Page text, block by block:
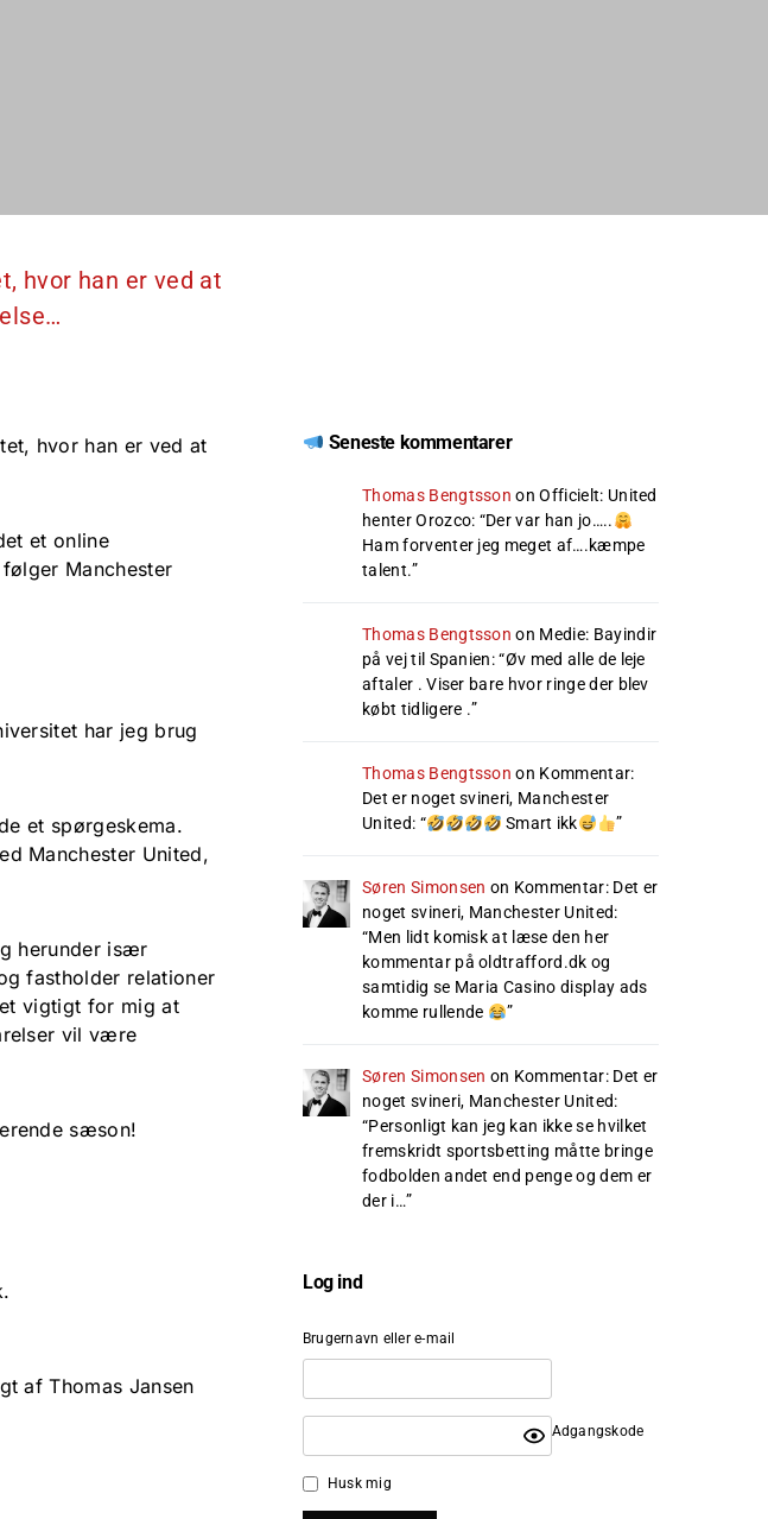
hvor han er ved at
hvor han er ved at
et online
Manchester
har jeg brug
et spørgeskema.
Manchester United,
herunder især
fastholder relationer
vigtigt for mig at
vil være
sæson!
af Thomas Jansen
Seneste kommentarer
Thomas Bengtsson onOfficielt: United
henter Orozco: “Der var han jo…..
Ham forventer jeg meget af….kæmpe
talent.”
Thomas Bengtsson on Medie: Bayindir
på vej til Spanien: “Øv med alle de leje
aftaler . Viser bare hvor ringe der blev
købt tidligere .”
Thomas Bengtsson on Kommentar:
Det er noget svineri, Manchester
United: “ Smart ikk ”
Søren Simonsen on Kommentar: Det er
noget svineri, Manchester United:
“Men lidt komisk at læse den her
kommentar på oldtrafford.dk og
samtidig se Maria Casino display ads
komme rullende
”
Søren Simonsen on Kommentar: Det er
noget svineri, Manchester United:
“Personligt kan jeg kan ikke se hvilket
fremskridt sportsbetting måtte bringe
fodbolden andet end penge og dem er
der i…”
Log ind
Brugernavn eller e-mail
Adgangskode
Husk mig